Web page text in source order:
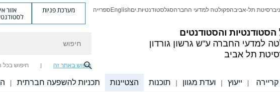
הסטודנטיות והסטודנטים
למדעי החברה ע"ש גרשון גורדון
תל אביב
תל-אביבהפקולטה למדעי החברהסגלסטודנטיות.יםEnglishספרייה מערכת פניות אזור
חיפוש באתר זה חיפוש בכל
קריירה | ייעוץ | ועדת מגוון | תוכנות הצטיינות תכניות להשפעה חברתית |